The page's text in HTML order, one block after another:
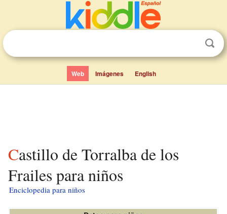
Web Imágenes English
Castillo de Torralba de los
Frailes para niños
Enciclopedia para niños